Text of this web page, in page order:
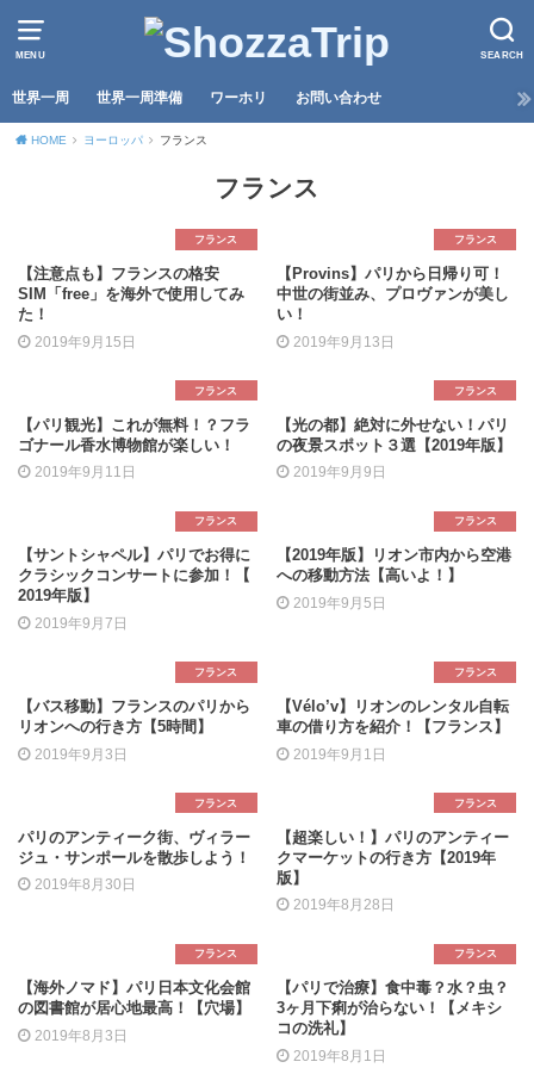
MENU SEARCH
世界一周 世界一周準備 ワーホリ お問い合わせ
HOME ヨーロッパ フランス
フランス
フランス
【注意点も】フランスの格安
SIM「free」を海外で使用してみ
た！
2019年9月15日
フランス
【Provins】パリから日帰り可！
中世の街並み、プロヴァンが美し
い！
2019年9月13日
フランス
【パリ観光】これが無料！？フラ
ゴナール香水博物館が楽しい！
2019年9月11日
フランス
【光の都】絶対に外せない！パリ
の夜景スポット３選【2019年版】
2019年9月9日
フランス
【サントシャペル】パリでお得に
クラシックコンサートに参加！【
2019年版】
2019年9月7日
フランス
【2019年版】リオン市内から空港
への移動方法【高いよ！】
2019年9月5日
フランス
【バス移動】フランスのパリから
リオンへの行き方【5時間】
2019年9月3日
フランス
【Vélo’v】リオンのレンタル自転
車の借り方を紹介！【フランス】
2019年9月1日
フランス
パリのアンティーク街、ヴィラー
ジュ・サンポールを散歩しよう！
2019年8月30日
フランス
【超楽しい！】パリのアンティー
クマーケットの行き方【2019年
版】
2019年8月28日
フランス
【海外ノマド】パリ日本文化会館
の図書館が居心地最高！【穴場】
2019年8月3日
フランス
【パリで治療】食中毒？水？虫？
3ヶ月下痢が治らない！【メキシ
コの洗礼】
2019年8月1日